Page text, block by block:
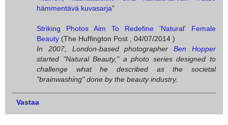
hämmentävä kuvasarja"
Striking Photos Aim To Redefine 'Natural' Female
Beauty (The Huffington Post , 04/07/2014 )
In 2007, London-based photographer Ben Hopper
started "Natural Beauty," a photo series designed to
challenge what he described as the societal
"brainwashing" done by the beauty industry.
Vastaa